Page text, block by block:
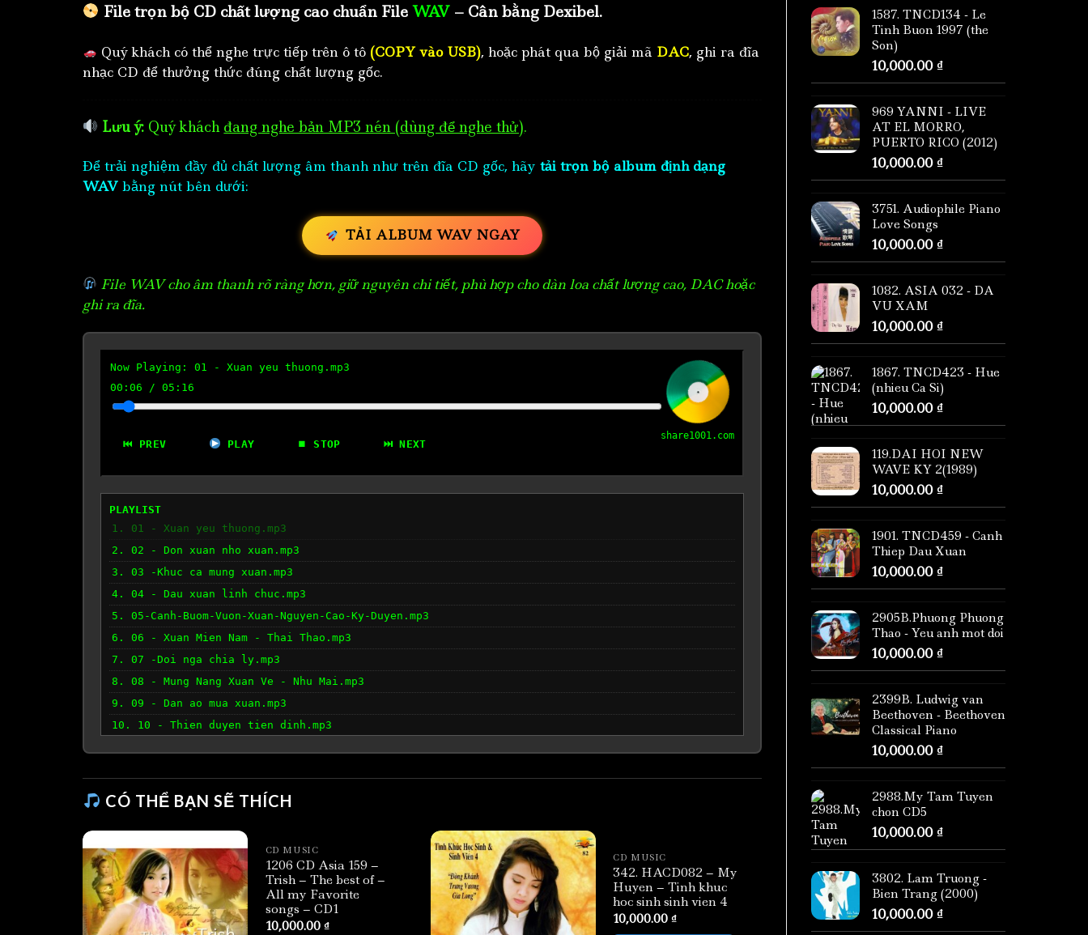
1587. TNCD134 - Le
Tinh Buon 1997 (the
Son)
10,000.00 ₫
969 YANNI - LIVE
AT EL MORRO,
PUERTO RICO (2012)
10,000.00 ₫
3751. Audiophile Piano
Love Songs
10,000.00 ₫
1082. ASIA 032 - DA
VU XAM
10,000.00 ₫
1867. TNCD423 - Hue
(nhieu Ca Si)
10,000.00 ₫
119.DAI HOI NEW
WAVE KY 2(1989)
10,000.00 ₫
1901. TNCD459 - Canh
Thiep Dau Xuan
10,000.00 ₫
2905B.Phuong Phuong
Thao - Yeu anh mot doi
10,000.00 ₫
2399B. Ludwig van
Beethoven - Beethoven
Classical Piano
10,000.00 ₫
2988.My Tam Tuyen
chon CD5
10,000.00 ₫
3802. Lam Truong -
Bien Trang (2000)
10,000.00 ₫
File trọn bộ CD chất lượng cao chuẩn File WAV– Cân bằng Dexibel.
Quý khách có thể nghe trực tiếp trên ô tô (COPY vào USB), hoặc phát qua bộ giải mã DAC, ghi ra đĩa
nhạc CD để thưởng thức đúng chất lượng gốc.
Lưu ý: Quý khách đang nghe bản MP3 nén (dùng để nghe thử).
Để trải nghiệm đầy đủ chất lượng âm thanh như trên đĩa CD gốc, hãy tải trọn bộ album định dạng
WAV bằng nút bên dưới:
TẢI ALBUM WAV NGAY
File WAV cho âm thanh rõ ràng hơn, giữ nguyên chi tiết, phù hợp cho dàn loa chất lượng cao, DAC hoặc
ghi ra đĩa.
Now Playing: 01 - Xuan yeu thuong.mp3
00:07 / 05:16
⏮ PREV PLAY ⏹ STOP ⏭ NEXT
share1001.com
PLAYLIST
1. 01 - Xuan yeu thuong.mp3
2. 02 - Don xuan nho xuan.mp3
3. 03 -Khuc ca mung xuan.mp3
4. 04 - Dau xuan linh chuc.mp3
5. 05-Canh-Buom-Vuon-Xuan-Nguyen-Cao-Ky-Duyen.mp3
6. 06 - Xuan Mien Nam - Thai Thao.mp3
7. 07 -Doi nga chia ly.mp3
8. 08 - Mung Nang Xuan Ve - Nhu Mai.mp3
9. 09 - Dan ao mua xuan.mp3
10. 10 - Thien duyen tien dinh.mp3
CÓ THỂ BẠN SẼ THÍCH
CD MUSIC
1206 CD Asia 159 –
Trish – The best of –
All my Favorite
songs – CD1
10,000.00 ₫
CD MUSIC
342. HACD082 – My
Huyen – Tinh khuc
hoc sinh sinh vien 4
10,000.00₫